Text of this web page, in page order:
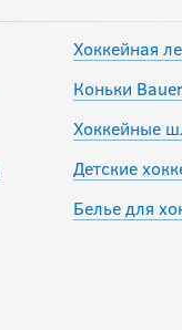
Хоккейная
Коньки Bauer
Хоккейные
Детские
Белье для